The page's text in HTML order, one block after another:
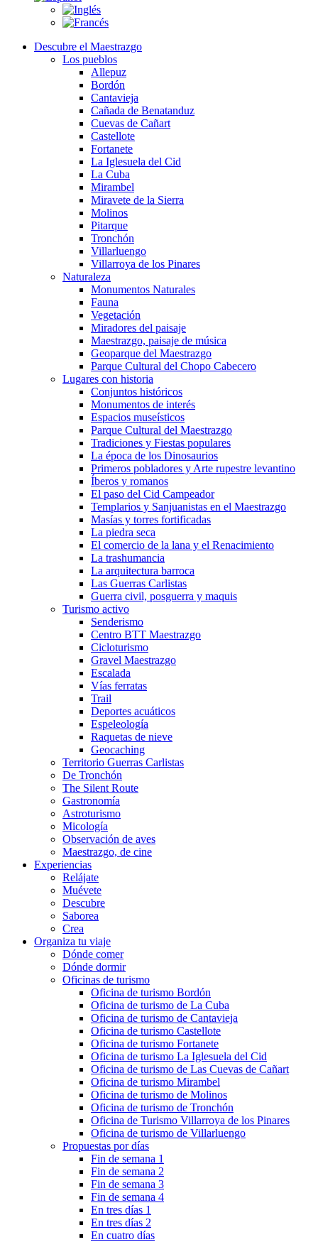
Descubre el Maestrazgo
Los pueblos
Allepuz
Bordón
Cantavieja
Cañada de Benatanduz
Cuevas de Cañart
Castellote
Fortanete
La Iglesuela del Cid
La Cuba
Mirambel
Miravete de la Sierra
Molinos
Pitarque
Tronchón
Villarluengo
Villarroya de los Pinares
Naturaleza
Monumentos Naturales
Fauna
Vegetación
Miradores del paisaje
Maestrazgo, paisaje de música
Geoparque del Maestrazgo
Parque Cultural del Chopo Cabecero
Lugares con historia
Conjuntos históricos
Monumentos de interés
Espacios museísticos
Parque Cultural del Maestrazgo
Tradiciones y Fiestas populares
La época de los Dinosaurios
Primeros pobladores y Arte rupestre levantino
Íberos y romanos
El paso del Cid Campeador
Templarios y Sanjuanistas en el Maestrazgo
Masías y torres fortificadas
La piedra seca
El comercio de la lana y el Renacimiento
La trashumancia
La arquitectura barroca
Las Guerras Carlistas
Guerra civil, posguerra y maquis
Turismo activo
Senderismo
Centro BTT Maestrazgo
Cicloturismo
Gravel Maestrazgo
Escalada
Vías ferratas
Trail
Deportes acuáticos
Espeleología
Raquetas de nieve
Geocaching
Territorio Guerras Carlistas
De Tronchón
The Silent Route
Gastronomía
Astroturismo
Micología
Observación de aves
Maestrazgo, de cine
Experiencias
Relájate
Muévete
Descubre
Saborea
Crea
Organiza tu viaje
Dónde comer
Dónde dormir
Oficinas de turismo
Oficina de turismo Bordón
Oficina de turismo de La Cuba
Oficina de turismo de Cantavieja
Oficina de turismo Castellote
Oficina de turismo Fortanete
Oficina de turismo La Iglesuela del Cid
Oficina de turismo de Las Cuevas de Cañart
Oficina de turismo Mirambel
Oficina de turismo de Molinos
Oficina de turismo de Tronchón
Oficina de Turismo Villarroya de los Pinares
Oficina de turismo de Villarluengo
Propuestas por días
Fin de semana 1
Fin de semana 2
Fin de semana 3
Fin de semana 4
En tres días 1
En tres días 2
En cuatro días